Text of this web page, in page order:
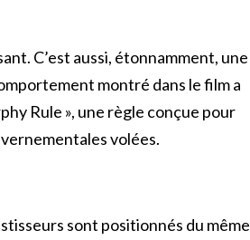
C’est aussi, étonnamment, une
montré dans le film a
Rule », une règle conçue pour
volées.
sont positionnés du même